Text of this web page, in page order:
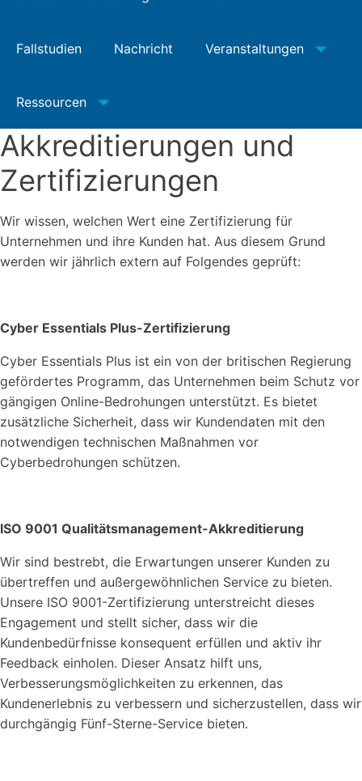
Fallstudien Nachricht Veranstaltungen
Ressourcen
Akkreditierungen und
Zertifizierungen
Wir wissen, welchen Wert eine Zertifizierung für
Unternehmen und ihre Kunden hat. Aus diesem Grund
werden wir jährlich extern auf Folgendes geprüft:
Cyber Essentials Plus-Zertifizierung
Cyber Essentials Plus ist ein von der britischen Regierung
gefördertes Programm, das Unternehmen beim Schutz vor
gängigen Online-Bedrohungen unterstützt. Es bietet
zusätzliche Sicherheit, dass wir Kundendaten mit den
notwendigen technischen Maßnahmen vor
Cyberbedrohungen schützen.
ISO 9001 Qualitätsmanagement-Akkreditierung
Wir sind bestrebt, die Erwartungen unserer Kunden zu
übertreffen und außergewöhnlichen Service zu bieten.
Unsere ISO 9001-Zertifizierung unterstreicht dieses
Engagement und stellt sicher, dass wir die
Kundenbedürfnisse konsequent erfüllen und aktiv ihr
Feedback einholen. Dieser Ansatz hilft uns,
Verbesserungsmöglichkeiten zu erkennen, das
Kundenerlebnis zu verbessern und sicherzustellen, dass wir
durchgängig Fünf-Sterne-Service bieten.